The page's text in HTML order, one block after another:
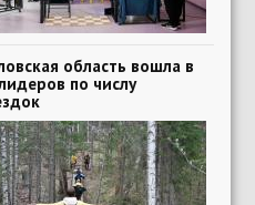
область вошла в
по числу